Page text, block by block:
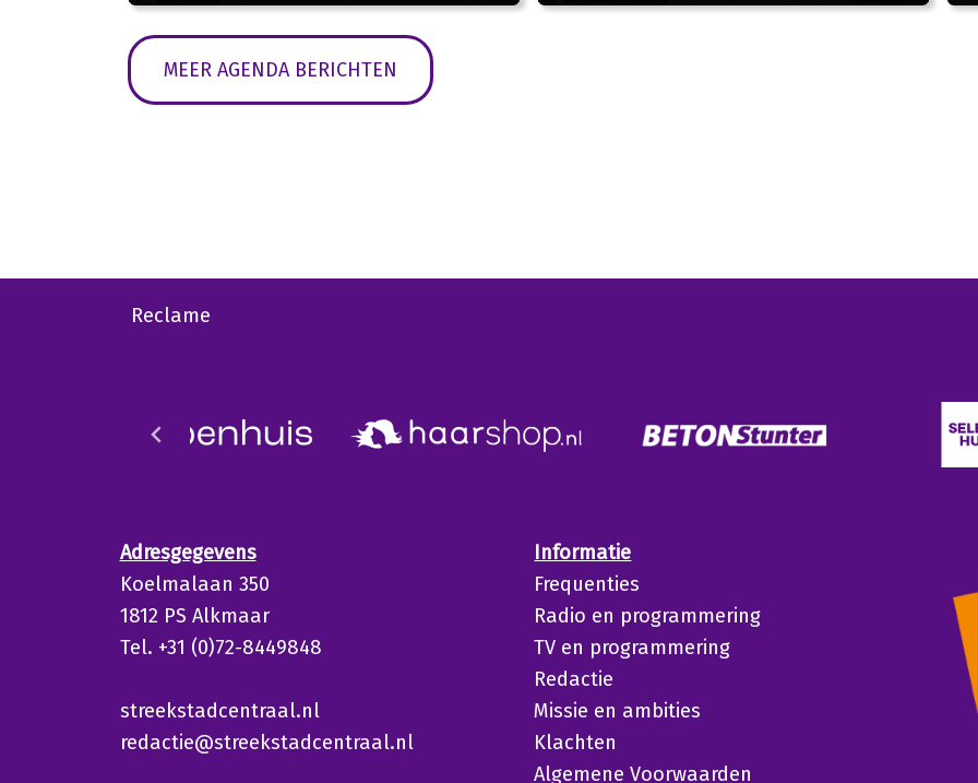
MEER AGENDA BERICHTEN
Reclame
Adresgegevens
Koelmalaan 350
1812 PS Alkmaar
Tel. +31 (0)72-8449848
streekstadcentraal.nl
redactie@streekstadcentraal.nl
Informatie
Frequenties
Radio en programmering
TV en programmering
Redactie
Missie en ambities
Klachten
Algemene Voorwaarden